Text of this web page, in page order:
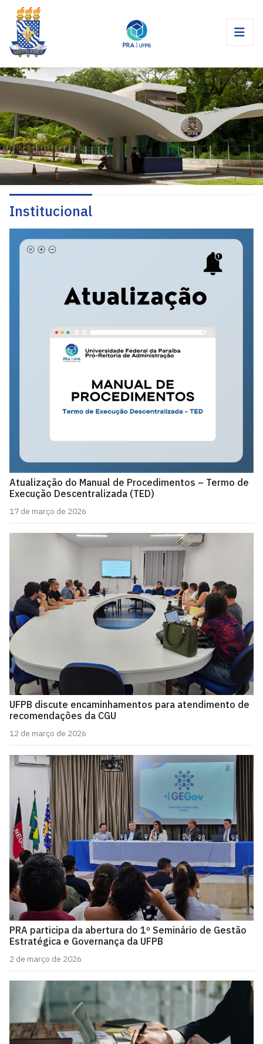
Institucional
Atualização do Manual de Procedimentos – Termo de
Execução Descentralizada (TED)
17 de março de 2026
UFPB discute encaminhamentos para atendimento de
recomendações da CGU
12 de março de 2026
PRA participa da abertura do 1º Seminário de Gestão
Estratégica e Governança da UFPB
2 de março de 2026